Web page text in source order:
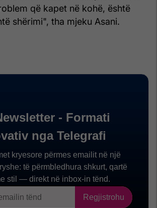
që kapet në kohë, është
shërimi", tha mjeku Asani.